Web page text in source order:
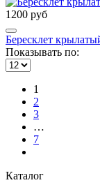
1200 руб
Бересклет
Показывать по:
1
2
3
…
7
Каталог